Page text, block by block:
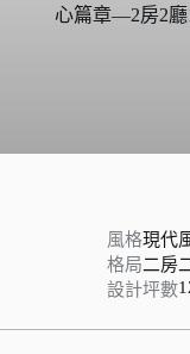
心篇章—2房2廳
風格現代
格局二房
設計坪數